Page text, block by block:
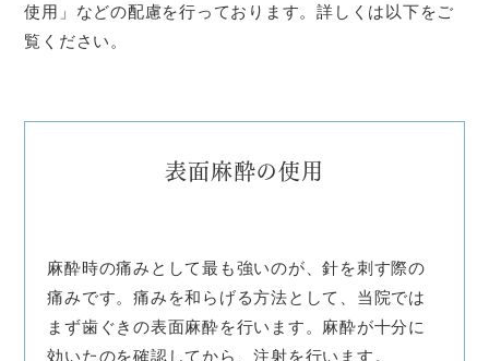
使用」などの配慮を行っております。詳しくは以下をご
覧ください。
表面麻酔の使用
麻酔時の痛みとして最も強いのが、針を刺す際の
痛みです。痛みを和らげる方法として、当院では
まず歯ぐきの表面麻酔を行います。麻酔が十分に
効いたのを確認してから、注射を行います。